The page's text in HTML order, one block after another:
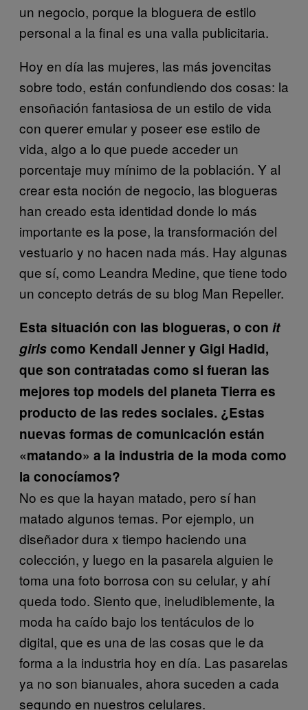
un negocio, porque la bloguera de estilo
personal a la final es una valla publicitaria.
Hoy en día las mujeres, las más jovencitas
sobre todo, están confundiendo dos cosas: la
ensoñación fantasiosa de un estilo de vida
con querer emular y poseer ese estilo de
vida, algo a lo que puede acceder un
porcentaje muy mínimo de la población. Y al
crear esta noción de negocio, las blogueras
han creado esta identidad donde lo más
importante es la pose, la transformación del
vestuario y no hacen nada más. Hay algunas
que sí, como Leandra Medine, que tiene todo
un concepto detrás de su blog Man Repeller.
Esta situación con las blogueras, o con it
girlscomo Kendall Jenner y Gigi Hadid,
que son contratadas como si fueran las
mejores top models del planeta Tierra es
producto de las redes sociales. ¿Estas
nuevas formas de comunicación están
«matando» a la industria de la moda como
la conocíamos?
No es que la hayan matado, pero sí han
matado algunos temas. Por ejemplo, un
diseñador dura x tiempo haciendo una
colección, y luego en la pasarela alguien le
toma una foto borrosa con su celular, y ahí
queda todo. Siento que, ineludiblemente, la
moda ha caído bajo los tentáculos de lo
digital, que es una de las cosas que le da
forma a la industria hoy en día. Las pasarelas
ya no son bianuales, ahora suceden a cada
segundo en nuestros celulares.